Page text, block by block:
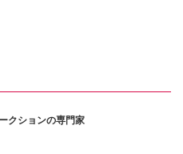
クションの専門家